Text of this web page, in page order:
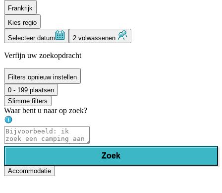
Frankrijk
Kies regio
Selecteer datum 2 volwassenen
Verfijn uw zoekopdracht
Filters opnieuw instellen
0 - 199 plaatsen
Slimme filters
Waar bent u naar op zoek?
Zoek
Accommodatie